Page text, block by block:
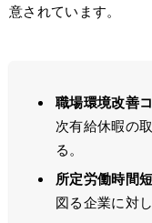
意されています。
職場環境改善
次有給休暇の
る。
所定労働時間
図る企業に対